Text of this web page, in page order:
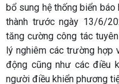
bổ sung hệ thống biển
thành trước ngày 13/6/
tăng cường công tác
lý nghiêm các trường hợp
động cũng như các điều
người điều khiển phương